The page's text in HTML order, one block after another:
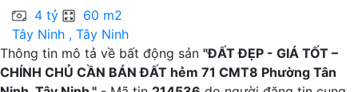
4 tỷ
60 m2
Tây Ninh , Tây Ninh
Thông tin mô tả về bất động sản "ĐẤT ĐẸP - GIÁ TỐT –
CHÍNH CHỦ CẦN BÁN ĐẤT hẻm 71 CMT8 Phường Tân